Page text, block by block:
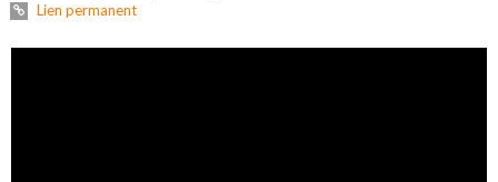
Lien permanent